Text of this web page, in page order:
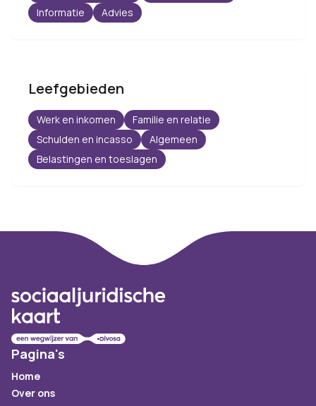
Informatie
Advies
Leefgebieden
Werk en inkomen
Familie en relatie
Schulden en incasso
Algemeen
Belastingen en toeslagen
Pagina's
Home
Over ons